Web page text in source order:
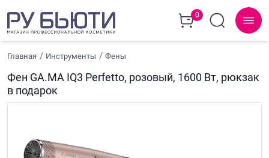
0
Главная Инструменты Фены
Фен GA.MA IQ3 Perfetto, розовый, 1600 Вт, рюкзак
в подарок